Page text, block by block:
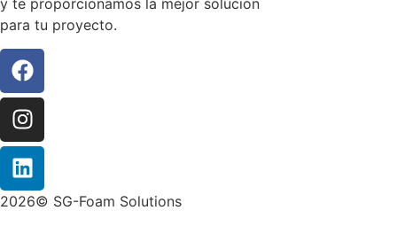
y te proporcionamos la mejor solución
para tu proyecto.
2026© SG-Foam Solutions